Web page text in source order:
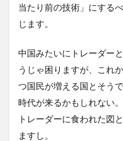
当たり前の技術」にする
じます。
中国みたいにトレーダー
うじゃ困りますが、これ
つ国民が増える国とそう
時代が来るかもしれない
トレーダーに食われた図
ますし。